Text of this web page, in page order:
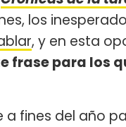
los
, y en esta
frase para los
a fines del año